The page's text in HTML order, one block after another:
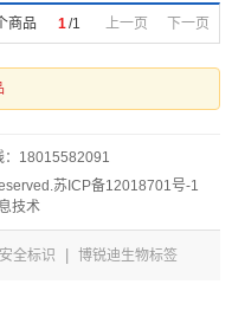
商品 1 /1 上一页 下一页
18015582091
苏ICP备12018701号-1
技术
全标识 | 博锐迪生物标签